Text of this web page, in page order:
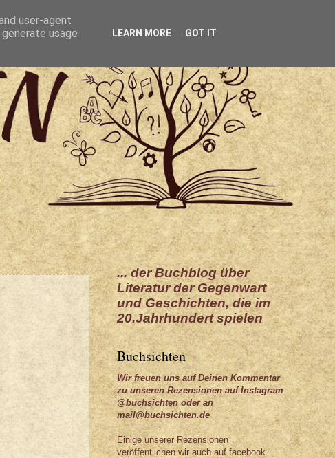
... der Buchblog über
Literatur der Gegenwart
und Geschichten, die im
20.Jahrhundert spielen
Buchsichten
Wir freuen uns auf Deinen Kommentar
zu unseren Rezensionen auf Instagram
@buchsichten oder an
mail@buchsichten.de
Einige unserer Rezensionen
veröffentlichen wir auch auf facebook
user-agent
usage
LEARN MORE GOT IT